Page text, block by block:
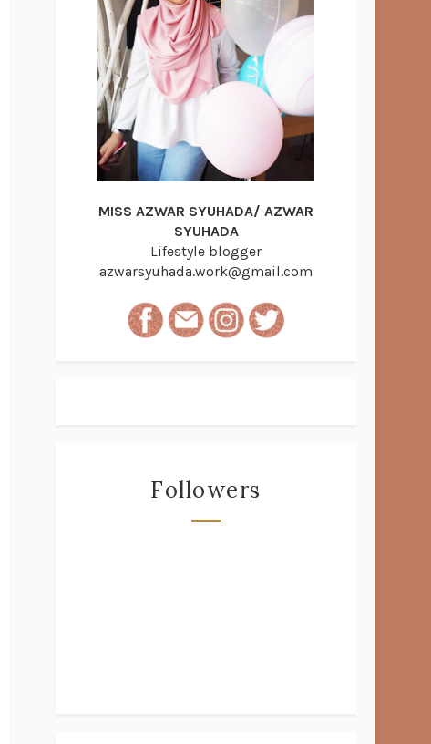
MISS AZWAR SYUHADA/ AZWAR
SYUHADA
Lifestyle blogger
azwarsyuhada.work@gmail.com
Followers